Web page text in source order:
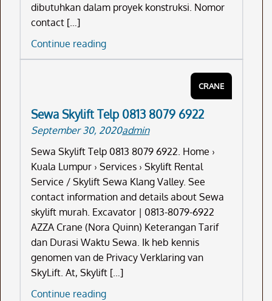
dibutuhkan dalam proyek konstruksi. Nomor
contact […]
Continue readingRental
Crane
8079
6922
CRANE
Sewa Skylift Telp 0813 8079 6922
September 30, 2020admin
Sewa Skylift Telp 0813 8079 6922. Home ›
Kuala Lumpur › Services › Skylift Rental
Service / Skylift Sewa Klang Valley. See
contact information and details about Sewa
skylift murah. Excavator | 0813-8079-6922
AZZA Crane (Nora Quinn) Keterangan Tarif
dan Durasi Waktu Sewa. Ik heb kennis
genomen van de Privacy Verklaring van
SkyLift. At, Skylift […]
Continue readingSewa